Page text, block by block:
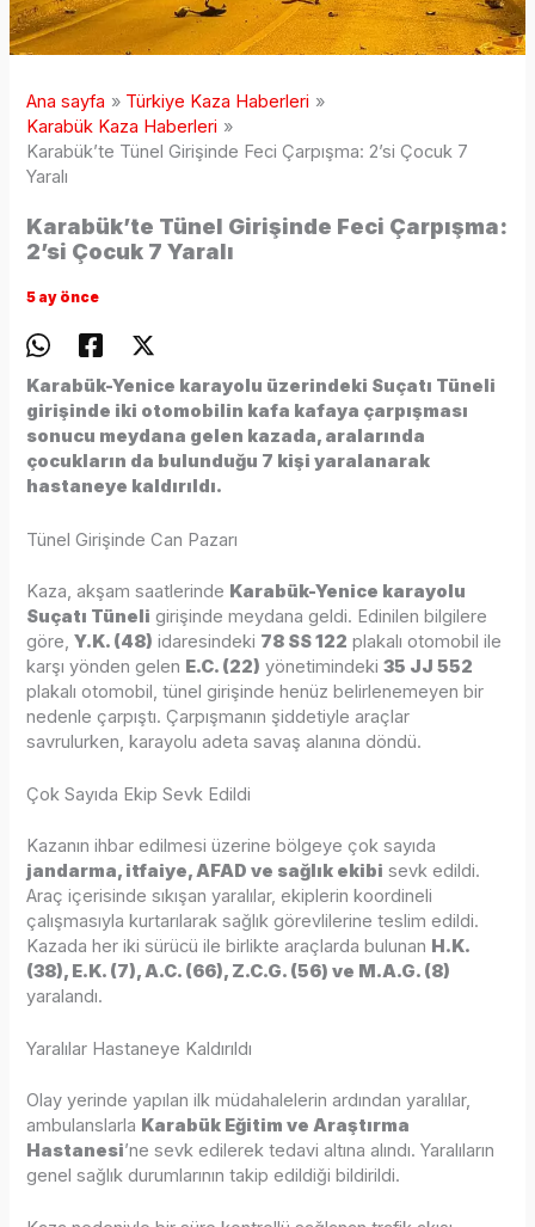
Ana sayfa
Türkiye Kaza Haberleri
Karabük Kaza Haberleri
Karabük’te Tünel Girişinde Feci Çarpışma: 2’si Çocuk 7
Yaralı
Karabük’te Tünel Girişinde Feci Çarpışma:
2’si Çocuk 7 Yaralı
5 ay önce
Karabük-Yenice karayolu üzerindeki Suçatı Tüneli
girişinde iki otomobilin kafa kafaya çarpışması
sonucu meydana gelen kazada, aralarında
çocukların da bulunduğu 7 kişi yaralanarak
hastaneye kaldırıldı.
Tünel Girişinde Can Pazarı
Kaza, akşam saatlerinde Karabük-Yenice karayolu
Suçatı Tüneli girişinde meydana geldi. Edinilen bilgilere
göre,Y.K. (48) idaresindeki 78 SS 122 plakalı otomobil ile
karşı yönden gelen E.C. (22) yönetimindeki35 JJ 552
plakalı otomobil, tünel girişinde henüz belirlenemeyen bir
nedenle çarpıştı. Çarpışmanın şiddetiyle araçlar
savrulurken, karayolu adeta savaş alanına döndü.
Çok Sayıda Ekip Sevk Edildi
Kazanın ihbar edilmesi üzerine bölgeye çok sayıda
jandarma, itfaiye, AFAD ve sağlık ekibi sevk edildi.
Araç içerisinde sıkışan yaralılar, ekiplerin koordineli
çalışmasıyla kurtarılarak sağlık görevlilerine teslim edildi.
Kazada her iki sürücü ile birlikte araçlarda bulunan H.K.
(38), E.K. (7), A.C. (66), Z.C.G. (56) ve M.A.G. (8)
yaralandı.
Yaralılar Hastaneye Kaldırıldı
Olay yerinde yapılan ilk müdahalelerin ardından yaralılar,
ambulanslarla Karabük Eğitim ve Araştırma
Hastanesi’ne sevk edilerek tedavi altına alındı. Yaralıların
genel sağlık durumlarının takip edildiği bildirildi.